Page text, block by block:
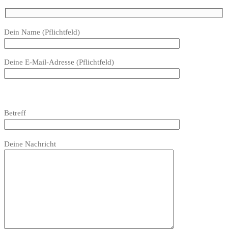
Bitte
Feld
Dein Name (Pflichtfeld)
Deine E-Mail-Adresse (Pflichtfeld)
dieses
lasse
leer.
Betreff
lasse
Deine Nachricht